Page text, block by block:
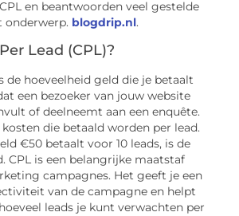
en beantwoorden veel gestelde
onderwerp. blogdrip.nl.
Lead (CPL)?
de hoeveelheid geld die je betaalt
een bezoeker van jouw website
of deelneemt aan een enquête.
die betaald worden per lead.
€50 betaalt voor 10 leads, is de
CPL is een belangrijke maatstaf
campagnes. Het geeft je een
van de campagne en helpt
leads je kunt verwachten per